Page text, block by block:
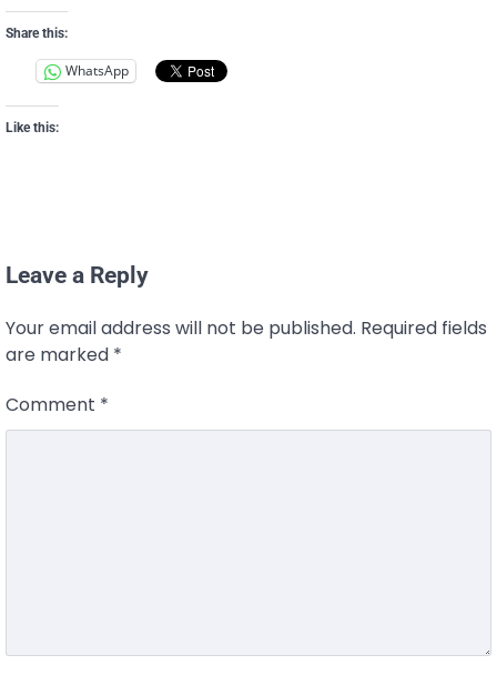
Share this:
WhatsApp
Like this:
Leave a Reply
Your email address will not be published. Required fields
are marked *
Comment *